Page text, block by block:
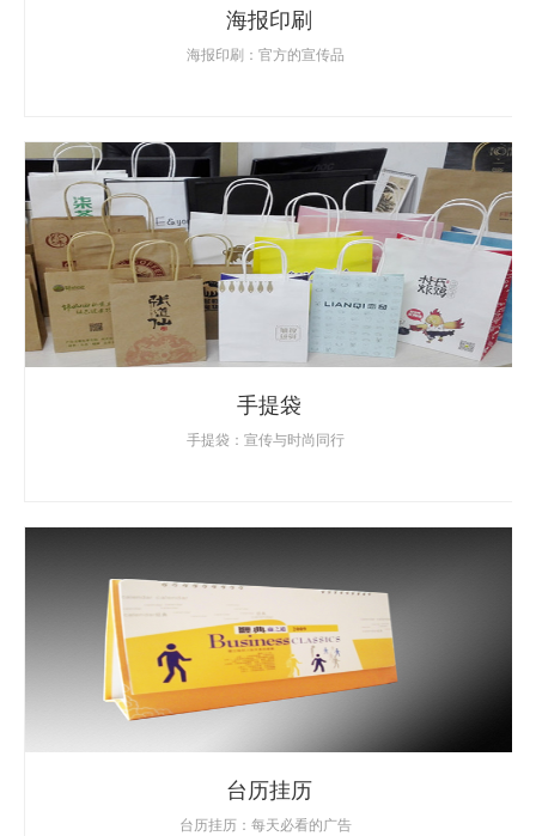
海报印刷
海报印刷：官方的宣传品
手提袋
手提袋：宣传与时尚同行
台历挂历
台历挂历：每天必看的广告